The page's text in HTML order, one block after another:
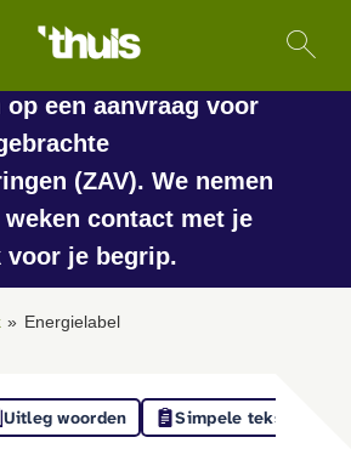
Naar de homepage
voordat we
op een aanvraag voor
(ZAV). We nemen
weken contact met je
voor je begrip.
Energielabel
Uitleg woorden
Simpele tekst